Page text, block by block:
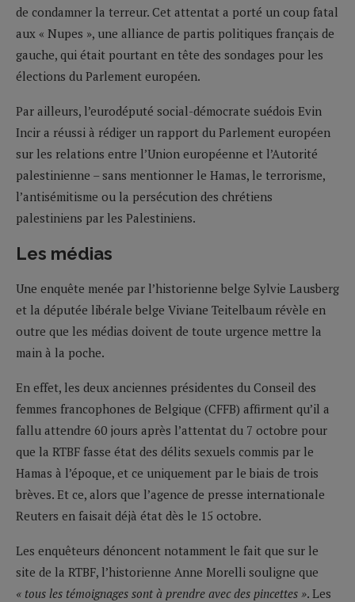
de condamner la terreur. Cet attentat a porté un coup fatal
aux « Nupes », une alliance de partis politiques français de
gauche, qui était pourtant en tête des sondages pour les
élections du Parlement européen.
Par ailleurs, l’eurodéputé social-démocrate suédois Evin
Incir a réussi à rédiger un rapport du Parlement européen
sur les relations entre l’Union européenne et l’Autorité
palestinienne – sans mentionner le Hamas, le terrorisme,
l’antisémitisme ou la persécution des chrétiens
palestiniens par les Palestiniens.
Les médias
Une enquête menée par l’historienne belge Sylvie Lausberg
et la députée libérale belge Viviane Teitelbaum révèle en
outre que les médias doivent de toute urgence mettre la
main à la poche.
En effet, les deux anciennes présidentes du Conseil des
femmes francophones de Belgique (CFFB) affirment qu’il a
fallu attendre 60 jours après l’attentat du 7 octobre pour
que la RTBF fasse état des délits sexuels commis par le
Hamas à l’époque, et ce uniquement par le biais de trois
brèves. Et ce, alors que l’agence de presse internationale
Reuters en faisait déjà état dès le 15 octobre.
Les enquêteurs dénoncent notamment le fait que sur le
site de la RTBF, l’historienne Anne Morelli souligne que
« tous les témoignages sont à prendre avec des pincettes ». Les